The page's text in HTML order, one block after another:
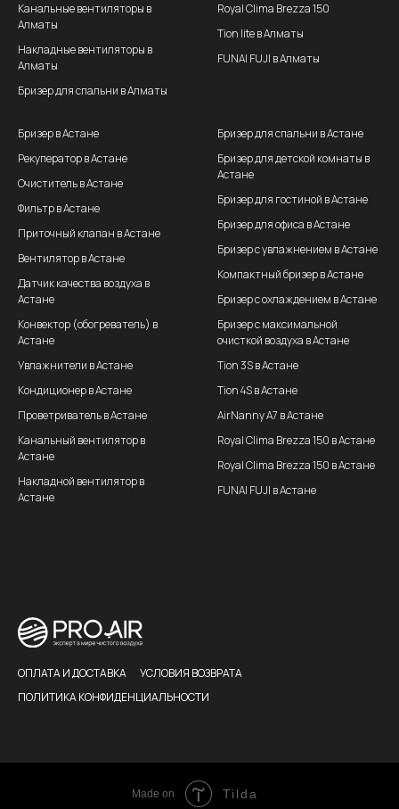
Канальные вентиляторы в
Алматы
Накладные вентиляторы в
Алматы
Бризер для спальни в Алматы
Royal Clima Brezza 150
Tion lite в Алматы
FUNAI FUJI в Алматы
Бризер в Астане
Рекуператор в Астане
Очиститель в Астане
Фильтр в Астане
Приточный клапан в Астане
Вентилятор в Астане
Датчик качества воздуха в
Астане
Конвектор (обогреватель) в
Астане
Увлажнители в Астане
Кондиционер в Астане
Проветриватель в Астане
Канальный вентилятор в
Астане
Накладной вентилятор в
Астане
Бризер для спальни в Астане
Бризер для детской комнаты в
Астане
Бризер для гостиной в Астане
Бризер для офиса в Астане
Бризер с увлажнением в Астане
Компактный бризер в Астане
Бризер с охлаждением в Астане
Бризер с максимальной
очисткой воздуха в Астане
Tion 3S в Астане
Tion 4S в Астане
AirNanny A7 в Астане
Royal Clima Brezza 150 в Астане
Royal Clima Brezza 150 в Астане
FUNAI FUJI в Астане
ОПЛАТА И ДОСТАВКА
УСЛОВИЯ ВОЗВРАТА
ПОЛИТИКА КОНФИДЕНЦИАЛЬНОСТИ
Made on Tilda